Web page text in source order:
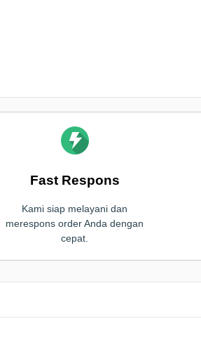
Fast Respons
Kami siap melayani dan
merespons order Anda dengan
cepat.